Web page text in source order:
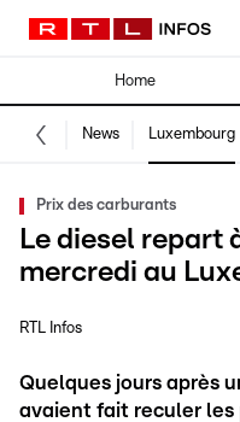
Home
News Luxembourg
Prix des carburants
Le diesel repart
mercredi au
RTL Infos
Quelques jours après
avaient fait reculer les